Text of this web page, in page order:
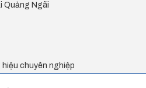
Quảng Ngãi
hiệu chuyên nghiệp